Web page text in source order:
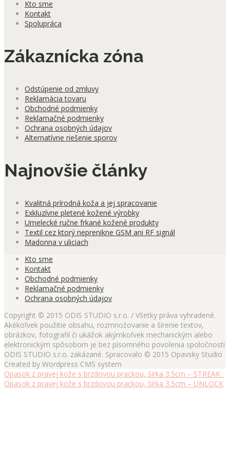
Kto sme
Kontakt
Spolupráca
Zákaznícka zóna
Odstúpenie od zmluvy
Reklamácia tovaru
Obchodné podmienky
Reklamačné podmienky
Ochrana osobných údajov
Alternatívne riešenie sporov
Najnovšie články
Kvalitná prírodná koža a jej spracovanie
Exkluzívne pletené kožené výrobky
Umelecké ručne frkané kožené produkty
Textil cez ktorý neprenikne GSM ani RF signál
Madonna v uliciach
Kto sme
Kontakt
Obchodné podmienky
Reklamačné podmienky
Ochrana osobných údajov
Copyright © 2015 ODIS STUDIO s.r.o. / Všetky práva vyhradené.
Akékoľvek použitie obsahu, rozmnožovanie a šírenie textov,
obrázkov, fotografií či ukážok akýmkoľvek mechanickým alebo
elektronickým spôsobom je bez písomného povolenia spoločnosti
ODIS STUDIO s.r.o. zakázané. Spracovalo © 2015 Opavsky Studio
Created by Wordpress CMS system
Opasok z pravej kože s brzdovou prackou, šírka 3.5cm – STREAK
Opasok z pravej kože s brzdovou prackou, šírka 3.5cm – UNLOCK